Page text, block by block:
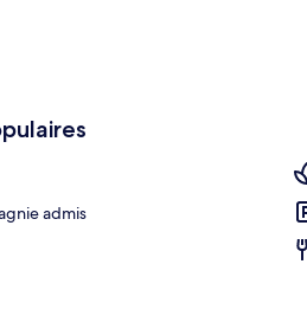
admis